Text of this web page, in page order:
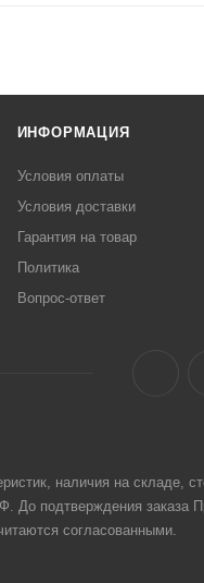
ИНФОРМАЦИЯ
Условия оплаты
Условия доставки
Гарантия на товар
Политика
Вопрос-ответ
наличия на складе,
До подтверждения
согласованными.